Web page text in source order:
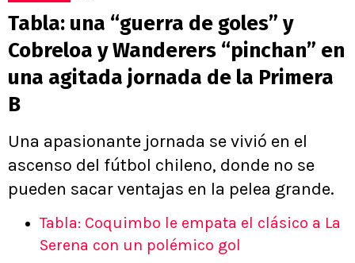
Tabla: una “guerra de goles” y
Cobreloa y Wanderers “pinchan” en
una agitada jornada de la Primera
B
Una apasionante jornada se vivió en el
ascenso del fútbol chileno, donde no se
pueden sacar ventajas en la pelea grande.
Tabla: Coquimbo le empata el clásico a La
Serena con un polémico gol